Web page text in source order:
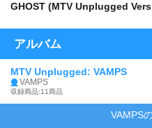
GHOST (MTV Unplugged
アルバム
MTV Unplugged: VAMPS
VAMPS
収録商品:11商品
VAMPS